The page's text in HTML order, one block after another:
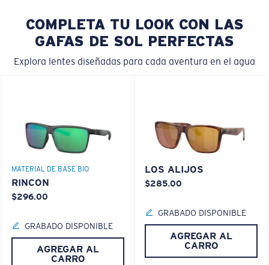
COMPLETA TU LOOK CON LAS
GAFAS DE SOL PERFECTAS
Explora lentes diseñadas para cada aventura en el agua
MATERIAL DE BASE BIO
RINCON
$296.00
GRABADO DISPONIBLE
AGREGAR AL
CARRO
LOS ALIJOS
$285.00
GRABADO DISPONIBLE
AGREGAR AL
CARRO